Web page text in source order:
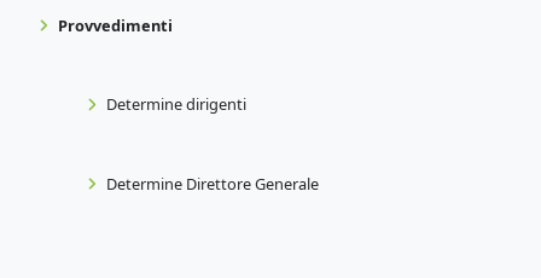
Provvedimenti
Determine dirigenti
Determine Direttore Generale